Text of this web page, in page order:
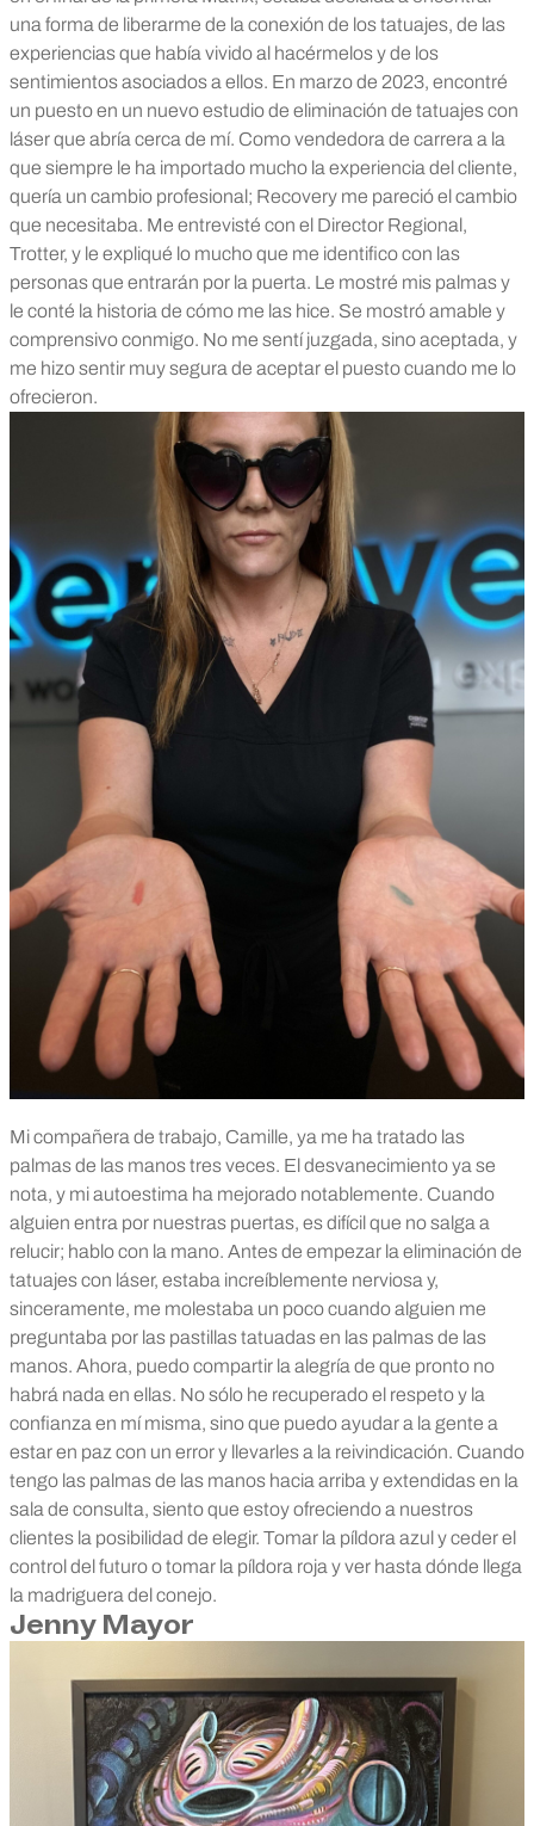
una forma de liberarme de la conexión de los tatuajes, de las
experiencias que había vivido al hacérmelos y de los
sentimientos asociados a ellos. En marzo de 2023, encontré
un puesto en un nuevo estudio de eliminación de tatuajes con
láser que abría cerca de mí. Como vendedora de carrera a la
que siempre le ha importado mucho la experiencia del cliente,
quería un cambio profesional; Recovery me pareció el cambio
que necesitaba. Me entrevisté con el Director Regional,
Trotter, y le expliqué lo mucho que me identifico con las
personas que entrarán por la puerta. Le mostré mis palmas y
le conté la historia de cómo me las hice. Se mostró amable y
comprensivo conmigo. No me sentí juzgada, sino aceptada, y
me hizo sentir muy segura de aceptar el puesto cuando me lo
ofrecieron.
Mi compañera de trabajo, Camille, ya me ha tratado las
palmas de las manos tres veces. El desvanecimiento ya se
nota, y mi autoestima ha mejorado notablemente. Cuando
alguien entra por nuestras puertas, es difícil que no salga a
relucir; hablo con la mano. Antes de empezar la eliminación de
tatuajes con láser, estaba increíblemente nerviosa y,
sinceramente, me molestaba un poco cuando alguien me
preguntaba por las pastillas tatuadas en las palmas de las
manos. Ahora, puedo compartir la alegría de que pronto no
habrá nada en ellas. No sólo he recuperado el respeto y la
confianza en mí misma, sino que puedo ayudar a la gente a
estar en paz con un error y llevarles a la reivindicación. Cuando
tengo las palmas de las manos hacia arriba y extendidas en la
sala de consulta, siento que estoy ofreciendo a nuestros
clientes la posibilidad de elegir. Tomar la píldora azul y ceder el
control del futuro o tomar la píldora roja y ver hasta dónde llega
la madriguera del conejo.
Jenny Mayor